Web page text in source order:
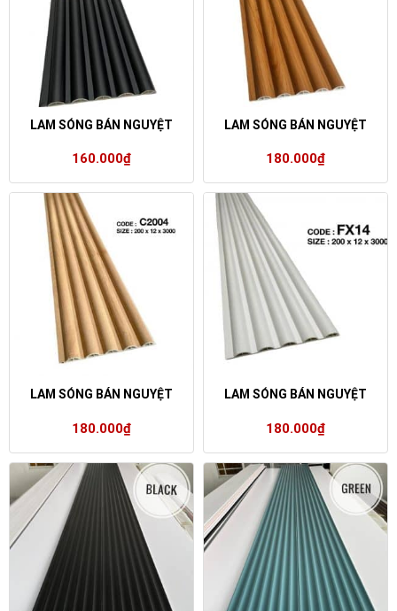
LAM SÓNG BÁN NGUYỆT
160.000₫
LAM SÓNG BÁN NGUYỆT
180.000₫
LAM SÓNG BÁN NGUYỆT
180.000₫
LAM SÓNG BÁN NGUYỆT
180.000₫